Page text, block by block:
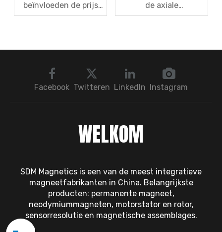
beïnvloeden de prijs
van EV Resolver-
de axiale
fluxmotorrotor:
aandeel in?
Facebook Twitteren LinkedIn Instagram
WELKOM
SDM Magnetics is een van de meest integratieve
magneetfabrikanten in China. Belangrijkste
producten: permanente magneet,
neodymiummagneten, motorstator en rotor,
sensorresolutie en magnetische assemblages.